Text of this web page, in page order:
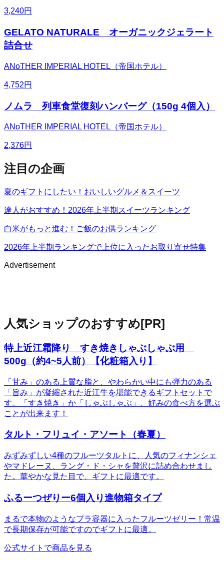
3,240円
GELATO NATURALE オーガニックジェラート
詰合せ
ANoTHER IMPERIAL HOTEL（帝国ホテル）
4,752円
ノムラ 列車食堂復刻ハンバーグ（150g 4個入）
ANoTHER IMPERIAL HOTEL（帝国ホテル）
2,376円
注目の企画
夏のギフトにしたい！おいしいグルメ＆スイーツ
達人がおすすめ！2026年上半期スイーツランキング
白米がもっと進む！ご飯のお供ランキング
2026年上半期ランキングで上位に入ったお取り寄せ特集
Advertisement
人気ショップのおすすめ[PR]
特上近江霜降り すき焼きしゃぶしゃぶ用
500g（約4~5人前）【化粧箱入り】
「甘み」のある上質な脂と、やわらかい中にも弾力のある
「旨み」が凝縮された近江牛を堪能できるギフトセットで
す。「すき焼き」か「しゃぶしゃぶ」、好みの食べ方を選ぶ
ことが出来ます！
タルト・フリュイ・アソート（春夏）
みずみずしい4種のフルーツタルトに、人気のフィナンシェ
やマドレーヌ、ラング・ド・シャを贅沢に詰め合わせまし
た。華やかな見た目で、ギフトに最適です。
ふるーつぜりー6個入り進物箱タイプ
まるで本物のようなプラ容器に入ったフルーツゼリー！常温
で長期保存が可能ですのでギフトに最適。
公式サイトで商品を見る